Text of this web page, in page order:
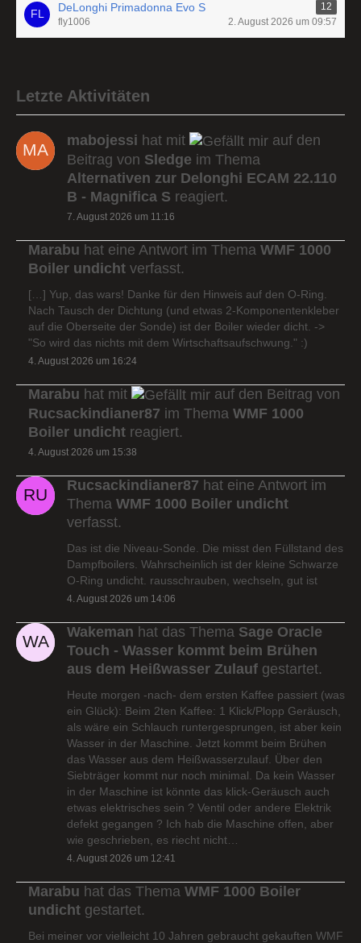
DeLonghi Primadonna Evo S
12
fly1006
2. August 2026 um 09:57
Letzte Aktivitäten
mabojessi hat mit
auf den
Beitrag von Sledge im Thema
Alternativen zur Delonghi ECAM 22.110
B - Magnifica S reagiert.
7. August 2026 um 11:16
Marabu hat eine Antwort im Thema WMF 1000
Boiler undicht verfasst.
[…] Yup, das wars! Danke für den Hinweis auf den O-Ring.
Nach Tausch der Dichtung (und etwas 2-Komponentenkleber
auf die Oberseite der Sonde) ist der Boiler wieder dicht. ->
"So wird das nichts mit dem Wirtschaftsaufschwung." :)
4. August 2026 um 16:24
Marabu hat mit
auf den Beitrag von
Rucsackindianer87 im Thema WMF 1000
Boiler undicht reagiert.
4. August 2026 um 15:38
Rucsackindianer87 hat eine Antwort im
Thema WMF 1000 Boiler undicht
verfasst.
Das ist die Niveau-Sonde. Die misst den Füllstand des
Dampfboilers. Wahrscheinlich ist der kleine Schwarze
O-Ring undicht. rausschrauben, wechseln, gut ist
4. August 2026 um 14:06
Wakeman hat das Thema Sage Oracle
Touch - Wasser kommt beim Brühen
aus dem Heißwasser Zulauf gestartet.
Heute morgen -nach- dem ersten Kaffee passiert (was
ein Glück): Beim 2ten Kaffee: 1 Klick/Plopp Geräusch,
als wäre ein Schlauch runtergesprungen, ist aber kein
Wasser in der Maschine. Jetzt kommt beim Brühen
das Wasser aus dem Heißwasserzulauf. Über den
Siebträger kommt nur noch minimal. Da kein Wasser
in der Maschine ist könnte das klick-Geräusch auch
etwas elektrisches sein ? Ventil oder andere Elektrik
defekt gegangen ? Ich hab die Maschine offen, aber
wie geschrieben, es riecht nicht…
4. August 2026 um 12:41
Marabu hat das Thema WMF 1000 Boiler
undicht gestartet.
Bei meiner vor vielleicht 10 Jahren gebraucht gekauften WMF